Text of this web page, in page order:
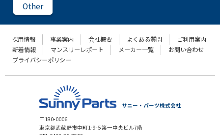
Other
採用情報 事業案内 会社概要 よくある質問
ご利用案内
新着情報
マンスリーレポート メーカー一覧
お問い合わせ
プライバシーポリシー
サニー・パーツ株式会社
〒180-0006
東京都武蔵野市中町1-9-5 第一中央ビル7階